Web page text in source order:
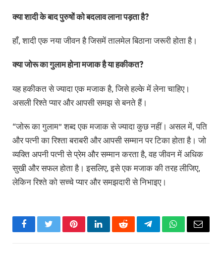
क्या शादी के बाद पुरुषों को बदलाव लाना पड़ता है?
हाँ, शादी एक नया जीवन है जिसमें तालमेल बिठाना जरूरी होता है।
क्या जोरू का गुलाम होना मजाक है या हकीकत?
यह हकीकत से ज्यादा एक मजाक है, जिसे हल्के में लेना चाहिए।
असली रिश्ते प्यार और आपसी समझ से बनते हैं।
“जोरू का गुलाम”शब्द एक मजाक से ज्यादा कुछ नहीं। असल में, पति
और पत्नी का रिश्ता बराबरी और आपसी सम्मान पर टिका होता है। जो
व्यक्ति अपनी पत्नी से प्रेम और सम्मान करता है, वह जीवन में अधिक
सुखी और सफल होता है। इसलिए, इसे एक मजाक की तरह लीजिए,
लेकिन रिश्ते को सच्चे प्यार और समझदारी से निभाइए।
FacebookTwitterPinterestLinkedInRedditTelegramWhatsApp
Email